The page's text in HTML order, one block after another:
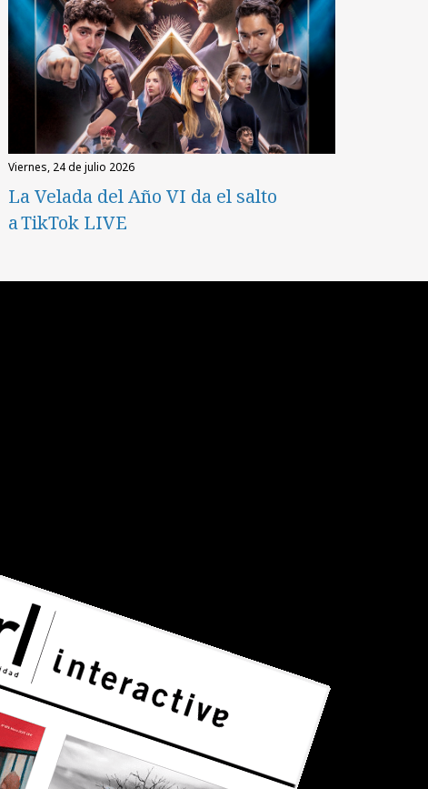
viernes, 24 de julio 2026
La Velada del Año VI da el salto
a TikTok LIVE